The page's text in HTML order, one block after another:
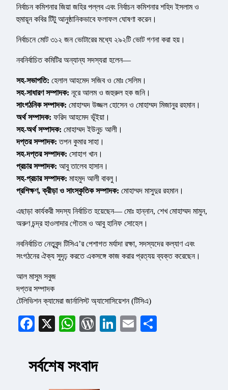
নির্বাচন কমিশনার জিয়া জহির পল্লব এবং নির্বাচন কমিশনার শহিদ ইসলাম ও
হুমায়ূন কবির টিটু আনুষ্ঠানিকভাবে ফলাফল ঘোষণা করেন।
নির্বাচনে মোট ৩১২ জন ভোটারের মধ্যে ২৯২টি ভোট গণনা করা হয়।
নবনির্বাচিত কমিটির অন্যান্য সদস্যরা হলেন—
সহ-সভাপতি: হেলাল আহমেদ সজিব ও মোঃ সেলিম।
সহ-সাধারণ সম্পাদক: নূরে আলম ও জহুরুল হক জনি।
সাংগঠনিক সম্পাদক: মোহাম্মদ উজ্জল হোসেন ও মোহাম্মদ মিজানুর রহমান।
অর্থ সম্পাদক: ফরিদ আহমেদ ভূঁইয়া।
সহ-অর্থ সম্পাদক: মোহাম্মদ ইউনুচ আলী।
দপ্তর সম্পাদক: তপন কুমার সাহা।
সহ-দপ্তর সম্পাদক: সোহাগ খান।
প্রচার সম্পাদক: আবু তালেব হাসান।
সহ-প্রচার সম্পাদক: মাহমুদ আলী বাবলু।
প্রশিক্ষণ, ক্রীড়া ও সাংস্কৃতিক সম্পাদক: মোহাম্মদ মাসুদুর রহমান।
এছাড়া কার্যকরী সদস্য নির্বাচিত হয়েছেন— মোঃ হান্নান, শেখ মোহাম্মদ মামুন,
অরুণ চন্দ্র হাওলাদার গৌতম ও আবু হানিফ সোহেল।
নবনির্বাচিত নেতৃবৃন্দ টিসিএ’র পেশাগত মর্যাদা রক্ষা, সদস্যদের কল্যাণ এবং
সংগঠনের ঐক্য সুদৃঢ় করতে একসঙ্গে কাজ করার প্রত্যয় ব্যক্ত করেছেন।
আল মাসুম সবুজ
দপ্তর সম্পাদক
টেলিভিশন ক্যামেরা জার্নালিস্ট অ্যাসোসিয়েশন (টিসিএ)
Facebook
X WhatsApp
WordPress
LinkedIn
Email
সর্বশেষ সংবাদ